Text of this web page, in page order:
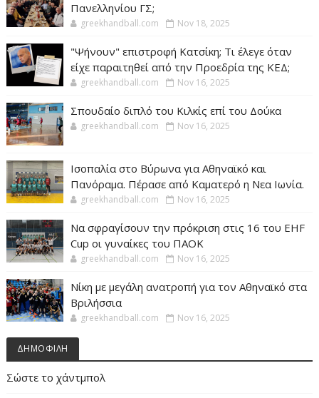
Πανελληνίου ΓΣ;
greekhandball.com Nov 18, 2025
"Ψήνουν" επιστροφή Κατσίκη; Τι έλεγε όταν
είχε παραιτηθεί από την Προεδρία της ΚΕΔ;
greekhandball.com Nov 16, 2025
Σπουδαίο διπλό του Κιλκίς επί του Δούκα
greekhandball.com Nov 16, 2025
Ισοπαλία στο Βύρωνα για Αθηναϊκό και
Πανόραμα. Πέρασε από Καματερό η Νεα Ιωνία.
greekhandball.com Nov 16, 2025
Να σφραγίσουν την πρόκριση στις 16 του EHF
Cup οι γυναίκες του ΠΑΟΚ
greekhandball.com Nov 16, 2025
Νίκη με μεγάλη ανατροπή για τον Αθηναϊκό στα
Βριλήσσια
greekhandball.com Nov 16, 2025
ΔΗΜΟΦΙΛΗ
Σώστε το χάντμπολ